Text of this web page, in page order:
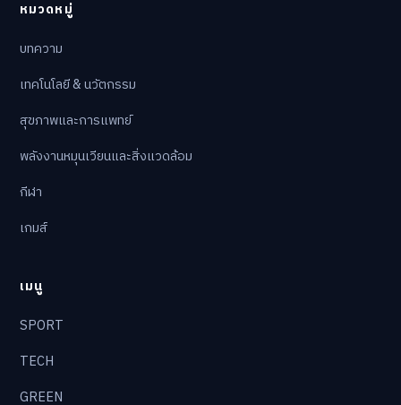
หมวดหมู่
บทความ
เทคโนโลยี & นวัตกรรม
สุขภาพและการแพทย์
พลังงานหมุนเวียนและสิ่งแวดล้อม
กีฬา
เกมส์
เมนู
SPORT
TECH
GREEN